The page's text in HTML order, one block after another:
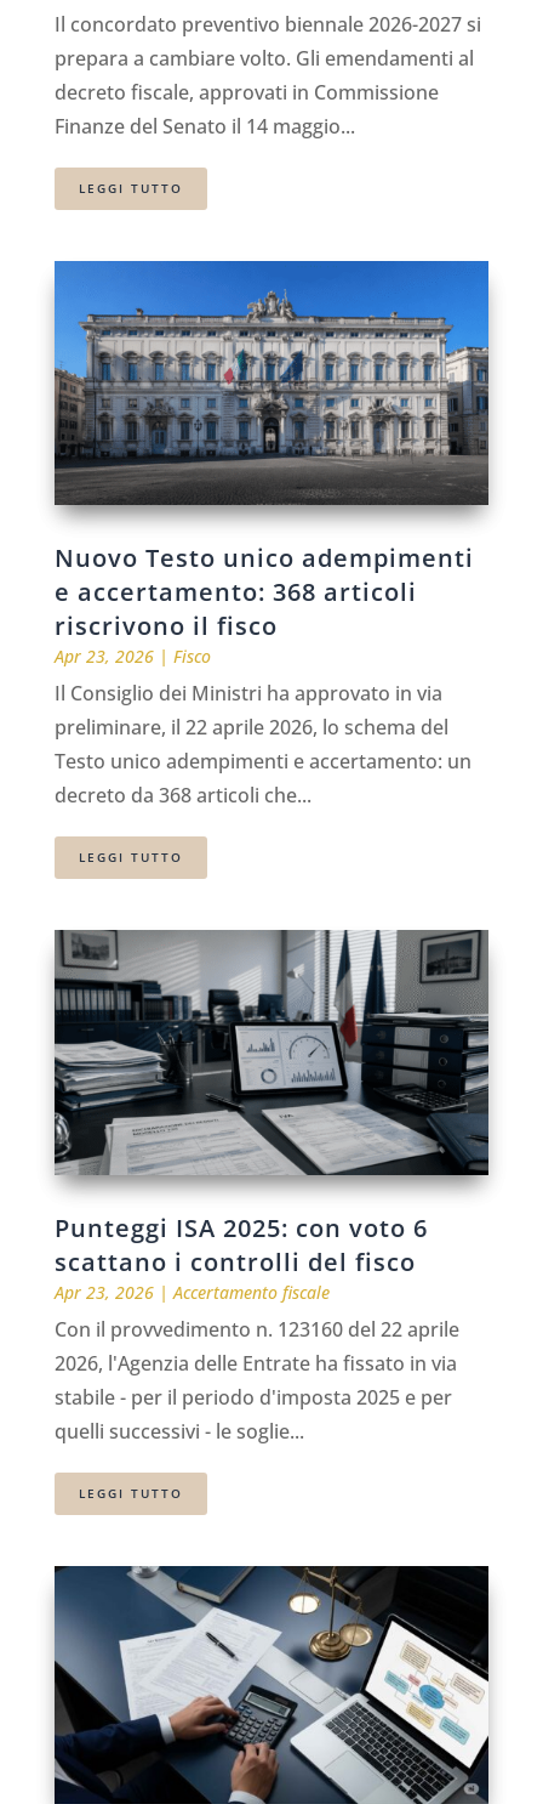
Il concordato preventivo biennale 2026-2027 si
prepara a cambiare volto. Gli emendamenti al
decreto fiscale, approvati in Commissione
Finanze del Senato il 14 maggio...
LEGGI TUTTO
Nuovo Testo unico adempimenti
e accertamento: 368 articoli
riscrivono il fisco
Apr 23, 2026| Fisco
Il Consiglio dei Ministri ha approvato in via
preliminare, il 22 aprile 2026, lo schema del
Testo unico adempimenti e accertamento: un
decreto da 368 articoli che...
LEGGI TUTTO
Punteggi ISA 2025: con voto 6
scattano i controlli del fisco
Apr 23, 2026|Accertamento fiscale
Con il provvedimento n. 123160 del 22 aprile
2026, l'Agenzia delle Entrate ha fissato in via
stabile - per il periodo d'imposta 2025 e per
quelli successivi - le soglie...
LEGGI TUTTO